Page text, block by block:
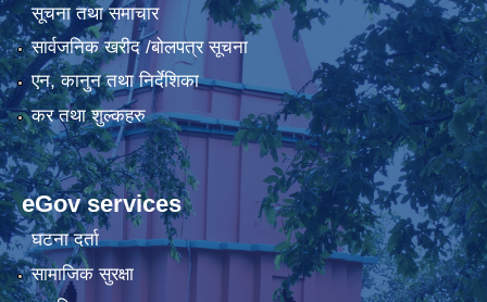
सूचना तथा समाचार
सार्वजनिक खरीद /बोलपत्र सूचना
एन, कानुन तथा निर्देशिका
कर तथा शुल्कहरु
eGov services
घटना दर्ता
सामाजिक सुरक्षा